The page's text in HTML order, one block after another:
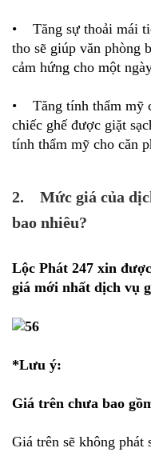
• Tăng sự thoải mái
tho sẽ giúp văn phòng
cảm hứng cho một
• Tăng tính thẩm mỹ
chiếc ghế được giặt
tính thẩm mỹ cho căn
2. Mức giá của
bao nhiêu?
Lộc Phát 247 xin
giá mới nhất dịch vụ
*Lưu ý:
Giá trên chưa bao
Giá trên sẽ không